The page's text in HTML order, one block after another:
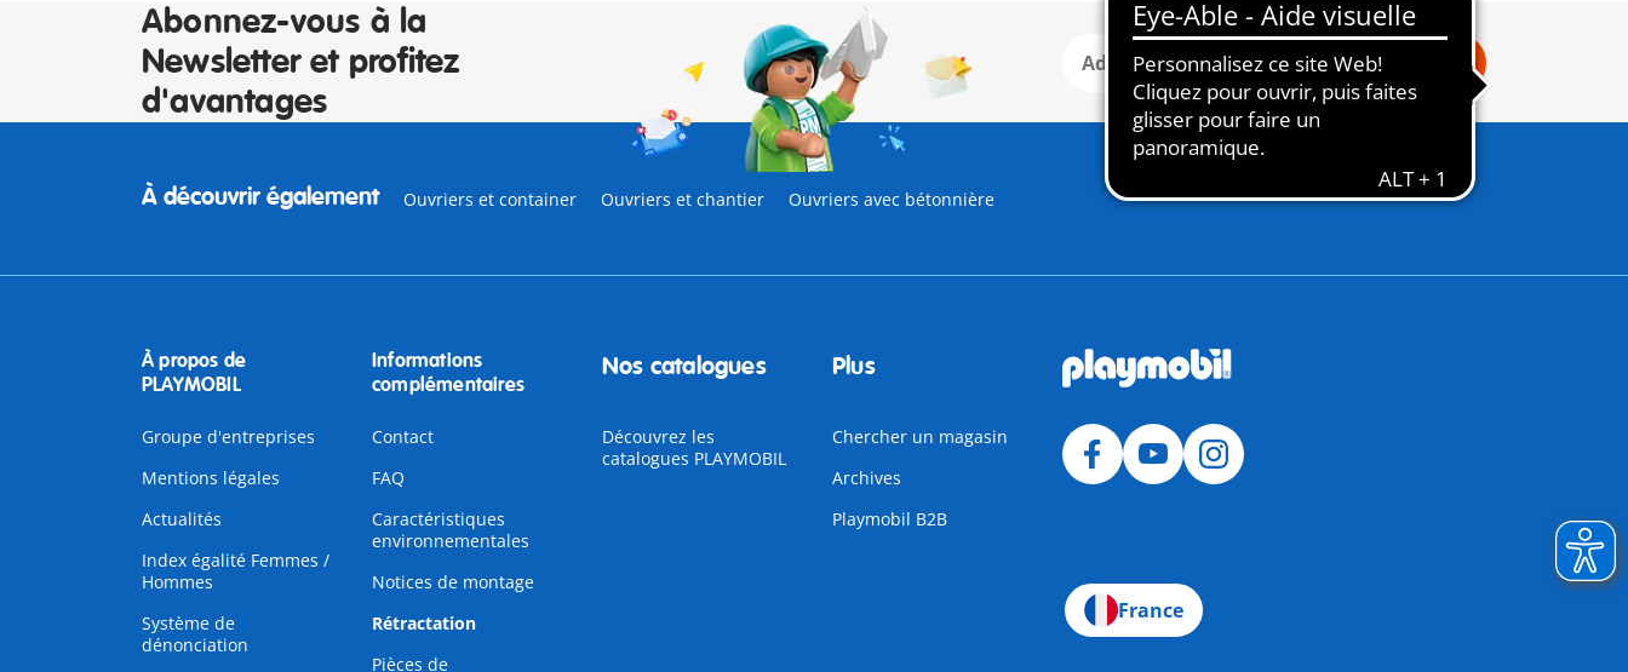
Abonnez-vous à la
Newsletter et profitez
d'avantages
Connexion
À découvrir également Ouvriers et container Ouvriers et chantier Ouvriers avec bétonnière
À propos de
PLAYMOBIL
Groupe d'entreprises
Mentions légales
Actualités
Index égalité Femmes /
Hommes
Système de
dénonciation
Informations
complémentaires
Contact
FAQ
Caractéristiques
environnementales
Notices de montage
Rétractation
Pièces de
Nos catalogues
Découvrez les
catalogues PLAYMOBIL
Plus
Chercher un magasin
Archives
Playmobil B2B
France